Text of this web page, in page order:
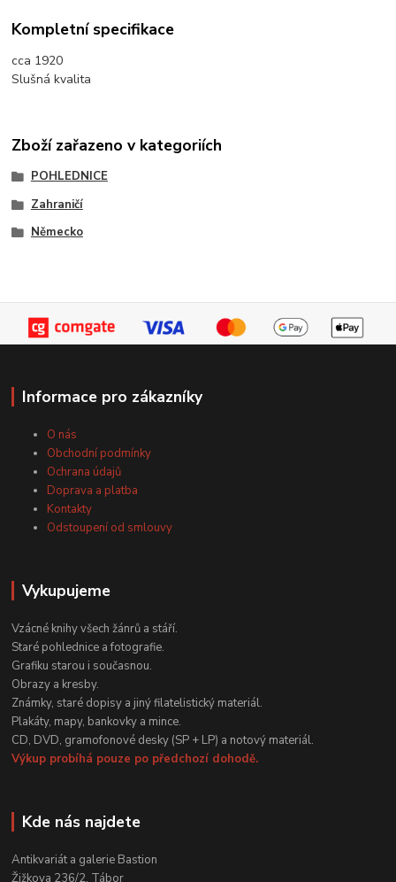
Kompletní specifikace
cca 1920
Slušná kvalita
Zboží zařazeno v kategoriích
POHLEDNICE
Zahraničí
Německo
Informace pro zákazníky
O nás
Obchodní podmínky
Ochrana údajů
Doprava a platba
Kontakty
Odstoupení od smlouvy
Vykupujeme
Vzácné knihy všech žánrů a stáří.
Staré pohlednice a fotografie.
Grafiku starou i současnou.
Obrazy a kresby.
Známky, staré dopisy a jiný filatelistický materiál.
Plakáty, mapy, bankovky a mince.
CD, DVD, gramofonové desky (SP + LP) a notový materiál.
Výkup probíhá pouze po předchozí dohodě.
Kde nás najdete
Antikvariát a galerie Bastion
Žižkova 236/2, Tábor